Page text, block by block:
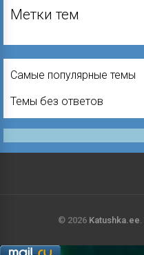
Метки тем
Самые популярные темы
Темы без ответов
© 2026 Katushka.ee